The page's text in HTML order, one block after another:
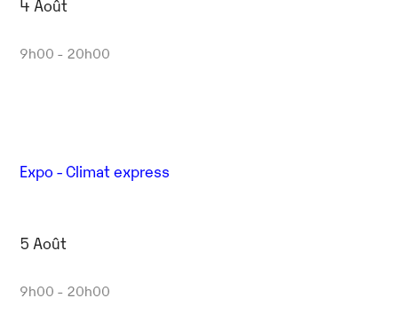
4 Août
9h00 - 20h00
Expo - Climat express
5 Août
9h00 - 20h00